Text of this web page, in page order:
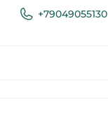
+79049055130